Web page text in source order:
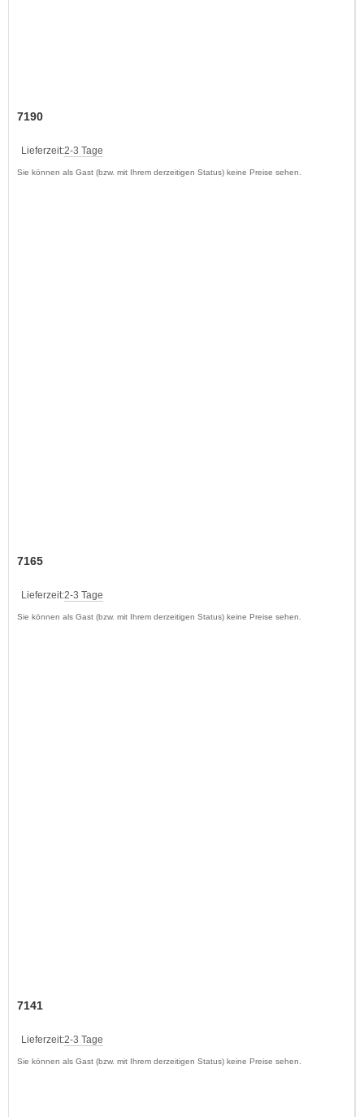
7190
Lieferzeit:2-3 Tage
Sie können als Gast (bzw. mit Ihrem derzeitigen Status) keine Preise sehen.
7165
Lieferzeit:2-3 Tage
Sie können als Gast (bzw. mit Ihrem derzeitigen Status) keine Preise sehen.
7141
Lieferzeit:2-3 Tage
Sie können als Gast (bzw. mit Ihrem derzeitigen Status) keine Preise sehen.